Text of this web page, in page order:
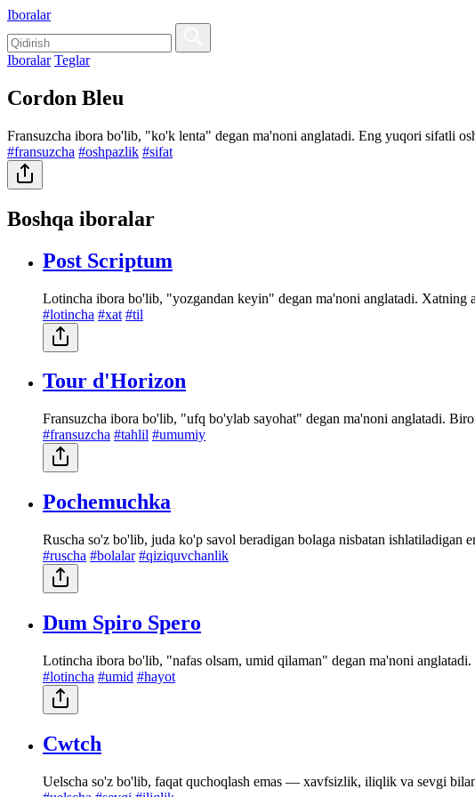
Iboralar
Iboralar Teglar
Cordon Bleu
Fransuzcha ibora bo'lib, "ko'k lenta" degan ma'noni anglatadi. Eng yuqori sifatli
#fransuzcha #oshpazlik #sifat
Boshqa iboralar
Post Scriptum
Lotincha ibora bo'lib, "yozgandan keyin" degan ma'noni anglatadi. Xatning
#lotincha #xat #til
Tour d'Horizon
Fransuzcha ibora bo'lib, "ufq bo'ylab sayohat" degan ma'noni anglatadi.
#fransuzcha #tahlil #umumiy
Pochemuchka
Ruscha so'z bo'lib, juda ko'p savol beradigan bolaga nisbatan ishlatiladigan
#ruscha #bolalar #qiziquvchanlik
Dum Spiro Spero
Lotincha ibora bo'lib, "nafas olsam, umid qilaman" degan ma'noni
#lotincha #umid #hayot
Cwtch
Uelscha so'z bo'lib, faqat quchoqlash emas — xavfsizlik, iliqlik va sevgi